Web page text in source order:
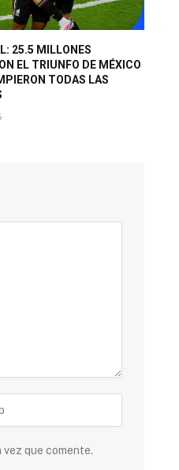
25.5 MILLONES
EL TRIUNFO DE MÉXICO
TODAS LAS
que comente.